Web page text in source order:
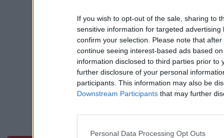
If you wish to opt-out of the sale, sharing to
sensitive information for targeted
confirm your selection. Please note that
continue seeing interest-based ads based
information disclosed to third parties prior
further disclosure of your personal
participants. This information may also be
Downstream Participants that may further
Personal Data Processing Opt Outs